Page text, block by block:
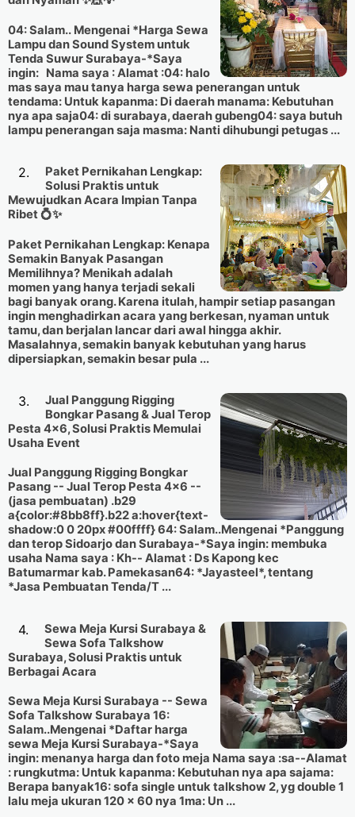
04: Salam.. Mengenai *Harga Sewa
Lampu dan Sound System untuk
Tenda Suwur Surabaya-*Saya
ingin: Nama saya : Alamat :04: halo
mas saya mau tanya harga sewa penerangan untuk
tendama: Untuk kapanma: Di daerah manama: Kebutuhan
nya apa saja04: di surabaya, daerah gubeng04: saya butuh
lampu penerangan saja masma: Nanti dihubungi petugas ...
Paket Pernikahan Lengkap:
Solusi Praktis untuk
Mewujudkan Acara Impian Tanpa
Ribet 💍✨
Paket Pernikahan Lengkap: Kenapa
Semakin Banyak Pasangan
Memilihnya? Menikah adalah
momen yang hanya terjadi sekali
bagi banyak orang. Karena itulah, hampir setiap pasangan
ingin menghadirkan acara yang berkesan, nyaman untuk
tamu, dan berjalan lancar dari awal hingga akhir.
Masalahnya, semakin banyak kebutuhan yang harus
dipersiapkan, semakin besar pula ...
Jual Panggung Rigging
Bongkar Pasang & Jual Terop
Pesta 4x6, Solusi Praktis Memulai
Usaha Event
Jual Panggung Rigging Bongkar
Pasang -- Jual Terop Pesta 4x6 --
(jasa pembuatan) .b29
a{color:#8bb8ff}.b22 a:hover{text-
shadow:0 0 20px #00ffff} 64: Salam..Mengenai *Panggung
dan terop Sidoarjo dan Surabaya-*Saya ingin: membuka
usaha Nama saya : Kh-- Alamat : Ds Kapong kec
Batumarmar kab. Pamekasan64: *Jayasteel*, tentang
*Jasa Pembuatan Tenda/T ...
Sewa Meja Kursi Surabaya &
Sewa Sofa Talkshow
Surabaya, Solusi Praktis untuk
Berbagai Acara
Sewa Meja Kursi Surabaya -- Sewa
Sofa Talkshow Surabaya 16:
Salam..Mengenai *Daftar harga
sewa Meja Kursi Surabaya-*Saya
ingin: menanya harga dan foto meja Nama saya :sa--Alamat
: rungkutma: Untuk kapanma: Kebutuhan nya apa sajama:
Berapa banyak16: sofa single untuk talkshow 2, yg double 1
lalu meja ukuran 120 x 60 nya 1ma: Un ...